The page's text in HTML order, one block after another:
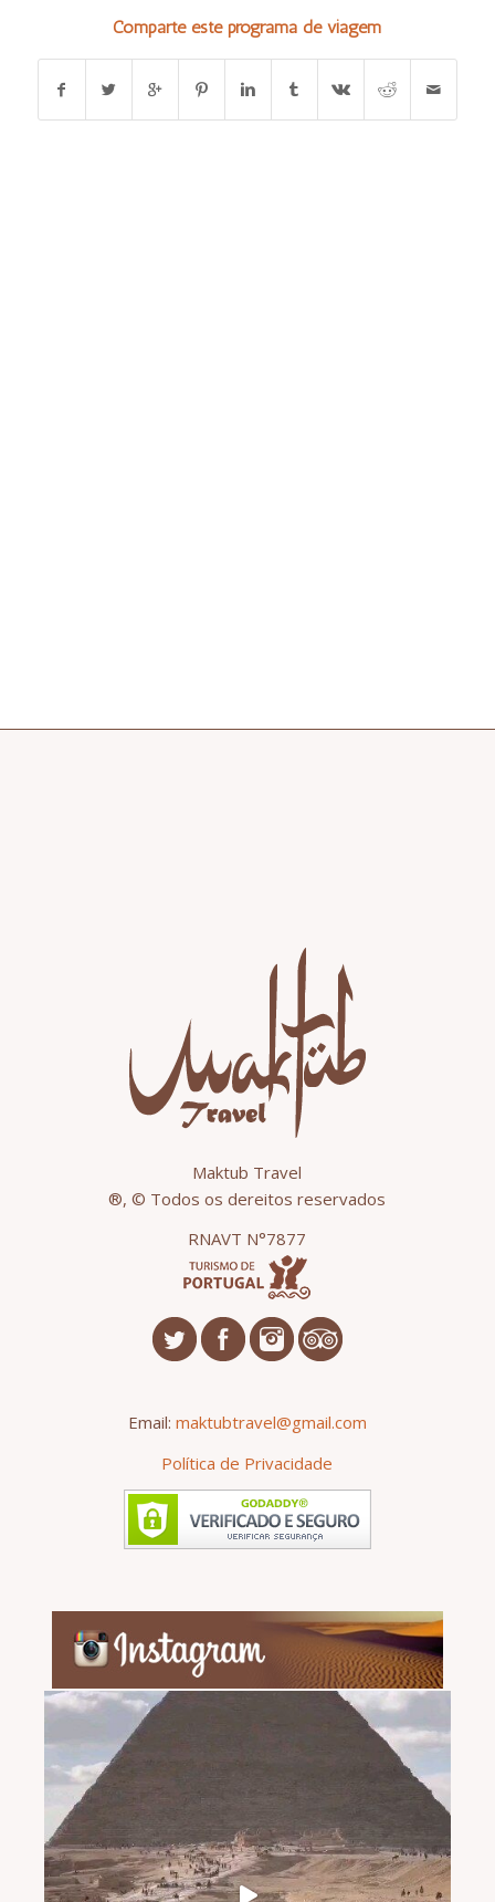
Comparte este programa de viagem
Maktub Travel
®, © Todos os dereitos reservados
RNAVT N°7877
Email: maktubtravel@gmail.com
Política de Privacidade